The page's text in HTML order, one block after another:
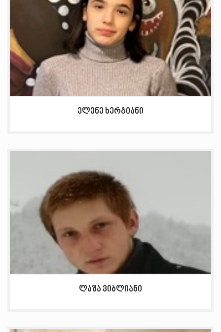
ელენე ხერგიანი
ლაშა ვიბლიანი